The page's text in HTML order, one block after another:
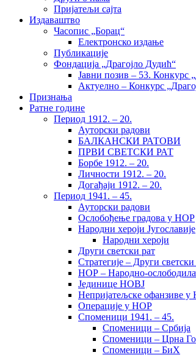
Пријатељи сајта
Издаваштво
Часопис „Борац“
Електронско издање
Публикације
Фондација „Драгојло Дудић“
Јавни позив – 53. Конкурс
Актуелно – Конкурс
Признања
Ратне године
Период 1912. – 20.
Ауторски радови
БАЛКАНСКИ РАТОВИ
ПРВИ СВЕТСКИ РАТ
Борбе 1912. – 20.
Личности 1912. – 20.
Догађаји 1912. – 20.
Период 1941. – 45.
Ауторски радови
Ослобођење градова у НОР
Народни хероји Југославије
Народни хероји
Други светски рат
Стратегије – Други светски
НОР – Народно-
Јединице НОВЈ
Непријатељске офанзиве
Операције у НОР
Споменици 1941. – 45.
Споменици – Србија
Споменици – Црна
Споменици – БиХ